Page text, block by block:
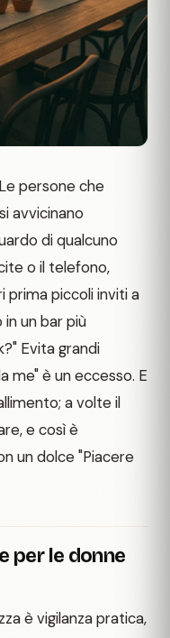
persone che
avvicinano
di qualcuno
o il telefono,
piccoli inviti a
un bar più
Evita grandi
me" è un eccesso. E
a volte il
e così è
un dolce "Piacere
per le donne
è vigilanza pratica,